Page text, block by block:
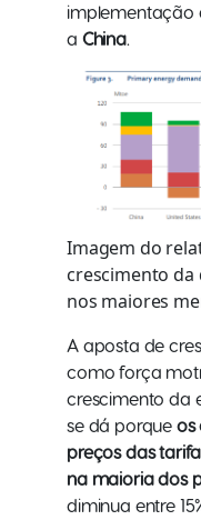
implementação
a China.
Imagem do
crescimento
nos maiores
A aposta de
como força
crescimento da
se dá porque os
preços das
na maioria dos
diminua entre